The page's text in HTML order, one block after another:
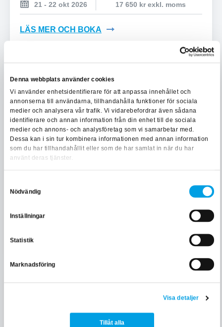
Denna webbplats använder cookies
Vi använder enhetsidentifierare för att anpassa innehållet och
annonserna till användarna, tillhandahålla funktioner för sociala
medier och analysera vår trafik. Vi vidarebefordrar även sådana
identifierare och annan information från din enhet till de sociala
medier och annons- och analysföretag som vi samarbetar med.
Dessa kan i sin tur kombinera informationen med annan information
som du har tillhandahållit eller som de har samlat in när du har
använt deras tjänster.
Nödvändig
Inställningar
Statistik
Marknadsföring
Visa detaljer
Tillåt alla
21 - 22 okt 2026 17 650 kr exkl. moms
LÄS MER OCH BOKA
EL & ENERGI
Elteknik för fastighet
e-learning
EL & ENERGI